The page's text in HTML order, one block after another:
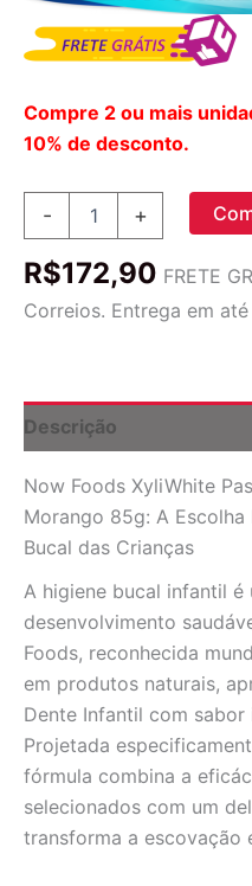
Compre 2 ou mais
10% de desconto.
-
Pasta
Dente
-
Sorriso
e
Protegido
quantidade
+
R$172,90 FRETE
Correios. Entrega em
Descrição
Now Foods XyliWhite
Morango 85g: A
Bucal das Crianças
A higiene bucal infantil
desenvolvimento
Foods, reconhecida
em produtos naturais,
Dente Infantil com
Projetada
fórmula combina a
selecionados com um
transforma a escovação